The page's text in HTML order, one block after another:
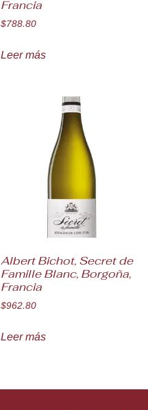
Francia
$788.80
Leer más
Albert Bichot, Secret de
Famille Blanc, Borgoña,
Francia
$962.80
Leer más